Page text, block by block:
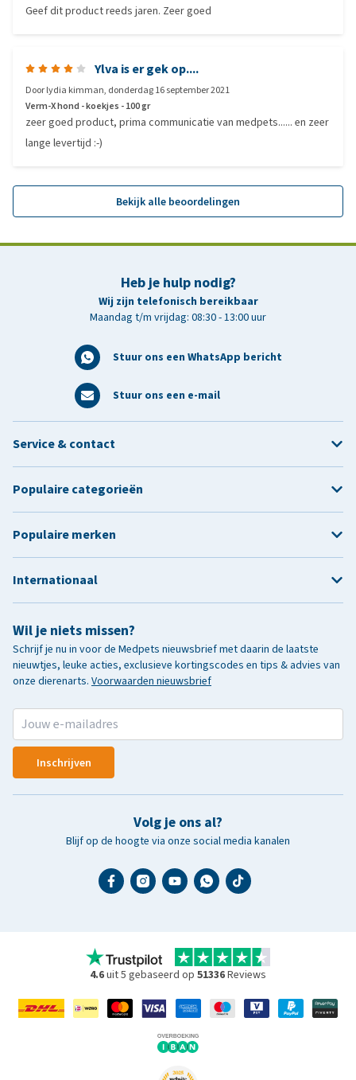
Geef dit product reeds jaren. Zeer goed
Ylva is er gek op....
Doorlydia kimman, donderdag 16 september 2021
Verm-X hond - koekjes - 100 gr
zeer goed product, prima communicatie van medpets...... en zeer
lange levertijd :-)
Bekijk alle beoordelingen
Heb je hulp nodig?
Wij zijn telefonisch bereikbaar
Maandag t/m vrijdag: 08:30 - 13:00 uur
Stuur ons een WhatsApp bericht
Stuur ons een e-mail
Wil je niets missen?
Schrijf je nu in voor de Medpets nieuwsbrief met daarin de laatste
nieuwtjes, leuke acties, exclusieve kortingscodes en tips & advies van
onze dierenarts. Voorwaarden nieuwsbrief
Inschrijven
Volg je ons al?
Blijf op de hoogte via onze social media kanalen
Service & contact
Populaire categorieën
Populaire merken
Internationaal
4.6uit 5 gebaseerd op 51336Reviews